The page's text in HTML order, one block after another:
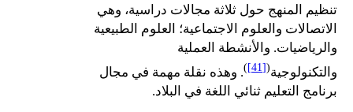
تنظيم المنهج حول ثلاثة مجالات دراسية، وهي
الاتصالات والعلوم الاجتماعية؛ العلوم الطبيعية
والرياضيات. والأنشطة العملية
والتكنولوجية(
[41]
). وهذه نقلة مهمة في مجال
برنامج التعليم ثنائي اللغة في البلاد.